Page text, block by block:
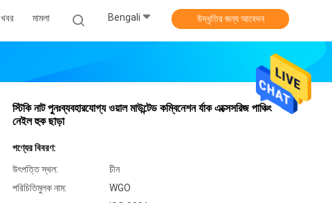
খবর মামলা Bengali উদ্ধৃতির জন্য আবেদন
স্টিকি নাট পুনঃব্যবহারযোগ্য ওয়াল মাউন্টেড কম্বিনেশন র্যাক এক্সেসরিজ পাঞ্চিং
নেইল হুক ছাড়া
পণ্যের বিবরণ:
উৎপত্তি স্থল:
চীন
পরিচিতিমুলক নাম:
WGO